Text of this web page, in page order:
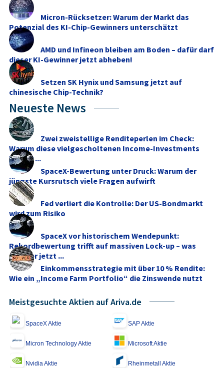
Micron-Rücksetzer: Warum der Markt das
Potenzial des KI-Chip-Gewinners unterschätzt
AMD und Infineon bleiben am Boden – dafür darf
dieser KI-Gewinner jetzt abheben!
Setzen SK Hynix und Samsung jetzt auf
chinesische Chip-Technik?
Neueste News
Zwei zweistellige Renditeperlen im Check:
Warum diese vielgescholtenen Income-Investments
besser ...
SpaceX-Bewertung unter Druck: Warum der
jüngste Kursrutsch viele Fragen aufwirft
Fed verliert die Kontrolle: Der US-Bondmarkt
wird zum Risiko
SpaceX vor historischem Wendepunkt:
Rekordbewertung trifft auf massiven Lock-up – was
Anleger jetzt ...
Einkommensstrategie mit über 10 % Rendite:
Wie ein „Income Farm Portfolio“ die Zinswende nutzt
Meistgesuchte Aktien auf Ariva.de
SpaceX Aktie SAP Aktie
Micron Technology Aktie Microsoft Aktie
Nvidia Aktie Rheinmetall Aktie